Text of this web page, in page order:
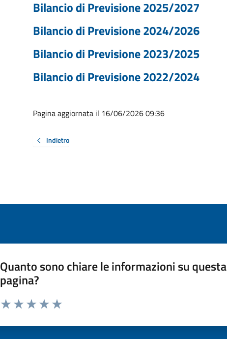
Bilancio di Previsione 2025/2027
Bilancio di Previsione 2024/2026
Bilancio di Previsione 2023/2025
Bilancio di Previsione 2022/2024
Pagina aggiornata il 16/06/2026 09:36
Indietro
Quanto sono chiare le informazioni su questa
pagina?
Valuta da 1 a 5 stelle la pagina